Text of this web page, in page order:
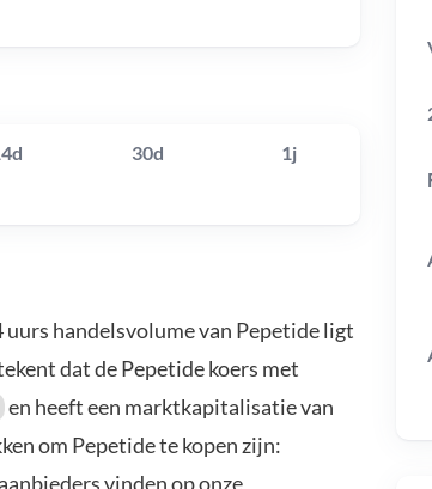
30d 1j
uurs handelsvolume van Pepetide ligt
dat de Pepetide koers met
en heeft een marktkapitalisatie van
om Pepetide te kopen zijn:
vinden op onze